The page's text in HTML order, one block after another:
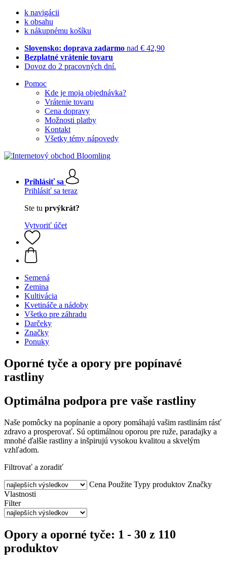
k navigácii
k obsahu
k nákupnému košíku
Slovensko: doprava zadarmo nad € 42,90
Bezplatné vrátenie tovaru
Dovoz do 2 pracovných dní.
Pomoc
Kde je moja objednávka?
Vrátenie tovaru
Cena dopravy
Možnosti platby
Kontakt
Všetky témy nápovedy
Prihlásiť sa
Prihlásiť sa teraz
Ste tu prvýkrát?
Vytvoriť účet
Semená
Zemina
Kultivácia
Kvetináče a nádoby
Všetko pre záhradu
Darčeky
Značky
Ponuky
Oporné tyče a opory pre popínavé
rastliny
Optimálna podpora pre vaše rastliny
Naše pomôcky na popínanie a opory pomáhajú vašim rastlinám rásť
zdravo a prosperovať. Sú optimálnou oporou pre ruže, paradajky a
mnohé ďalšie rastliny a inšpirujú vysokou kvalitou a skvelým
vzhľadom.
Filtrovať a zoradiť
Cena Použite Typy produktov Značky
Vlastnosti
Filter
Opory a oporné tyče: 1 - 30 z 110
produktov